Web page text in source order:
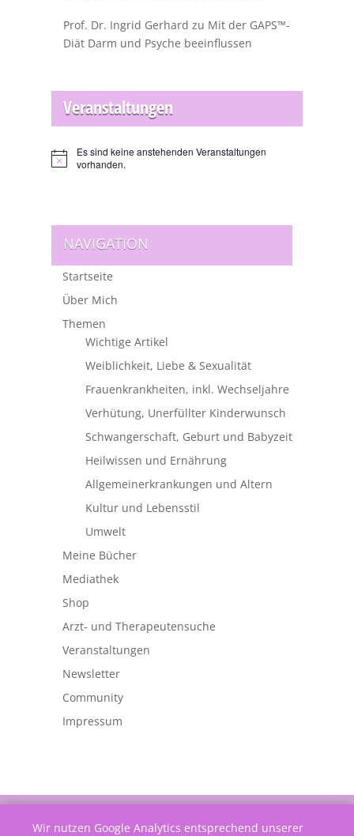
Prof. Dr. Ingrid Gerhard zu Mit der GAPS™-
Diät Darm und Psyche beeinflussen
Veranstaltungen
Hinweis
Es sind keine anstehenden Veranstaltungen
vorhanden.
NAVIGATION
Startseite
Über Mich
Themen
Wichtige Artikel
Weiblichkeit, Liebe & Sexualität
Frauenkrankheiten, inkl. Wechseljahre
Verhütung, Unerfüllter Kinderwunsch
Schwangerschaft, Geburt und Babyzeit
Heilwissen und Ernährung
Allgemeinerkrankungen und Altern
Kultur und Lebensstil
Umwelt
Meine Bücher
Mediathek
Shop
Arzt- und Therapeutensuche
Veranstaltungen
Newsletter
Community
Impressum
Wir nutzen Google Analytics entsprechend unserer